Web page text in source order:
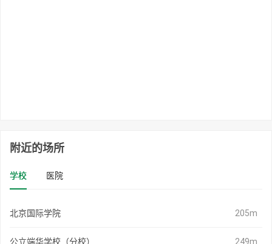
附近的场所
学校 医院
北京国际学院 205m
公立端华学校（分校） 249m